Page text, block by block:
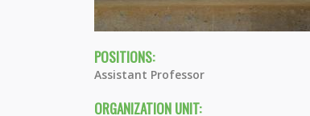
POSITIONS:
Assistant Professor
ORGANIZATION UNIT: